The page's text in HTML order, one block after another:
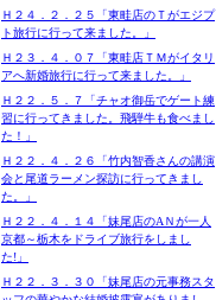
Ｈ２４．２．２５「東畦店のＴがエジプ
ト旅行に行って来ました。」
Ｈ２３．４．０７「東畦店ＴＭがイタリ
アへ新婚旅行に行って来ました。」
Ｈ２２．５．７「チャオ御岳でゲート練
習に行ってきました。飛騨牛も食べまし
た！」
Ｈ２２．４．２６「竹内智香さんの講演
会と尾道ラーメン探訪に行ってきまし
た。」
Ｈ２２．４．１４「妹尾店のAＮが一人
京都～栃木をドライブ旅行をしまし
た!」
Ｈ２２．３．３０「妹尾店の元事務スタ